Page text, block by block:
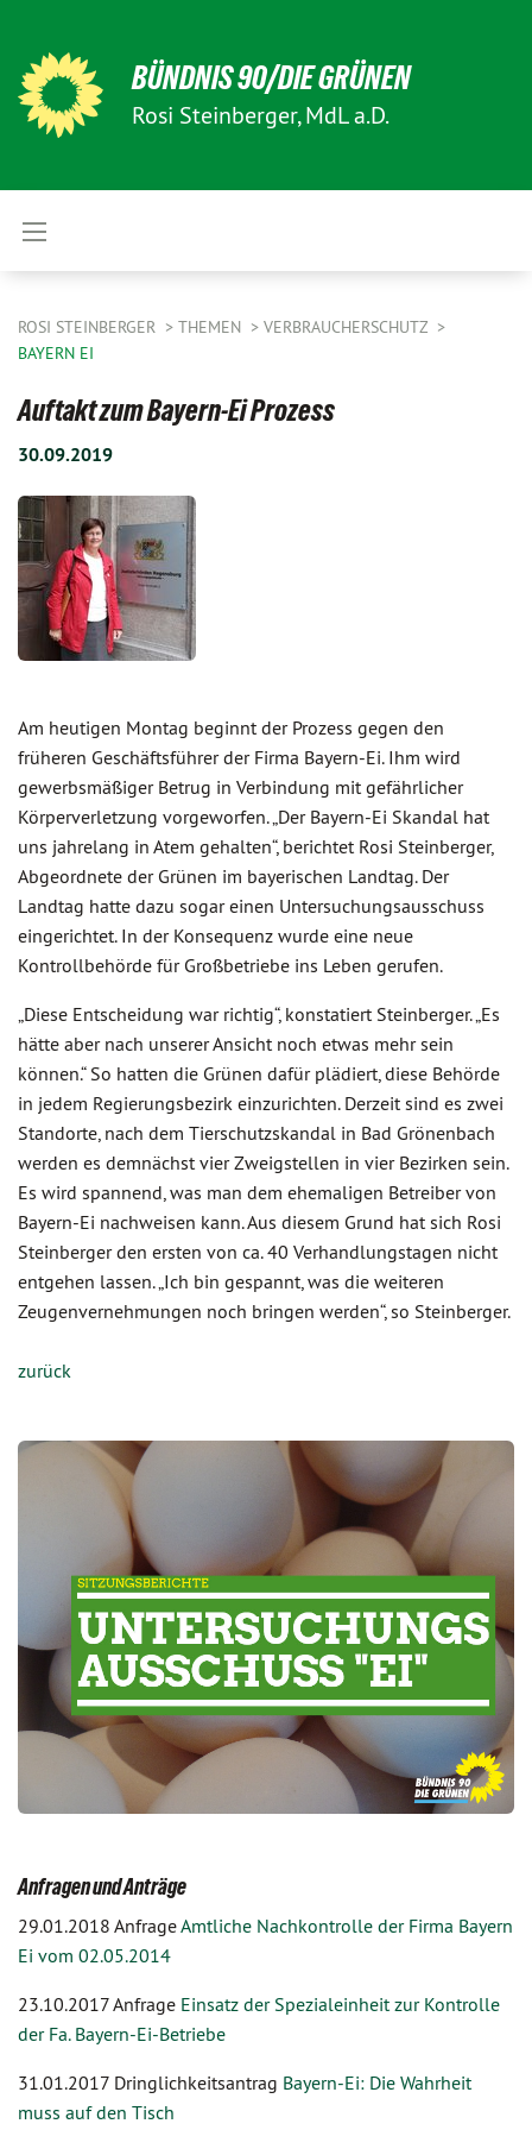
BÜNDNIS 90/DIE GRÜNEN
Rosi Steinberger, MdL a.D.
ROSI STEINBERGER THEMEN
VERBRAUCHERSCHUTZ
BAYERN EI
Auftakt zum Bayern-Ei Prozess
30.09.2019
Am heutigen Montag beginnt der Prozess gegen den
früheren Geschäftsführer der Firma Bayern-Ei. Ihm wird
gewerbsmäßiger Betrug in Verbindung mit gefährlicher
Körperverletzung vorgeworfen. „Der Bayern-Ei Skandal hat
uns jahrelang in Atem gehalten“, berichtet Rosi Steinberger,
Abgeordnete der Grünen im bayerischen Landtag. Der
Landtag hatte dazu sogar einen Untersuchungsausschuss
eingerichtet. In der Konsequenz wurde eine neue
Kontrollbehörde für Großbetriebe ins Leben gerufen.
„Diese Entscheidung war richtig“, konstatiert Steinberger. „Es
hätte aber nach unserer Ansicht noch etwas mehr sein
können.“ So hatten die Grünen dafür plädiert, diese Behörde
in jedem Regierungsbezirk einzurichten. Derzeit sind es zwei
Standorte, nach dem Tierschutzskandal in Bad Grönenbach
werden es demnächst vier Zweigstellen in vier Bezirken sein.
Es wird spannend, was man dem ehemaligen Betreiber von
Bayern-Ei nachweisen kann. Aus diesem Grund hat sich Rosi
Steinberger den ersten von ca. 40 Verhandlungstagen nicht
entgehen lassen. „Ich bin gespannt, was die weiteren
Zeugenvernehmungen noch bringen werden“, so Steinberger.
zurück
Anfragen und Anträge
29.01.2018 AnfrageAmtliche Nachkontrolle der Firma Bayern
Ei vom 02.05.2014
23.10.2017 Anfrage Einsatz der Spezialeinheit zur Kontrolle
der Fa. Bayern-Ei-Betriebe
31.01.2017 Dringlichkeitsantrag Bayern-Ei: Die Wahrheit
muss auf den Tisch